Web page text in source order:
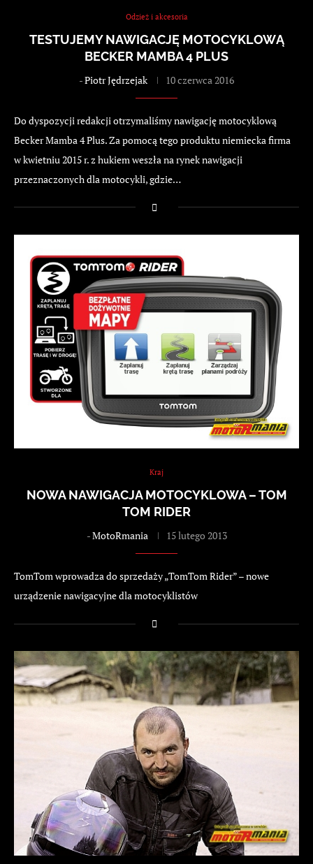
Odzież i akcesoria
TESTUJEMY NAWIGACJĘ MOTOCYKLOWĄ
BECKER MAMBA 4 PLUS
-Piotr Jędrzejak 10 czerwca 2016
Do dyspozycji redakcji otrzymaliśmy nawigację motocyklową
Becker Mamba 4 Plus. Za pomocą tego produktu niemiecka firma
w kwietniu 2015 r. z hukiem weszła na rynek nawigacji
przeznaczonych dla motocykli, gdzie…
Kraj
NOWA NAWIGACJA MOTOCYKLOWA – TOM
TOM RIDER
-MotoRmania 15 lutego 2013
TomTom wprowadza do sprzedaży „TomTom Rider” – nowe
urządzenie nawigacyjne dla motocyklistów